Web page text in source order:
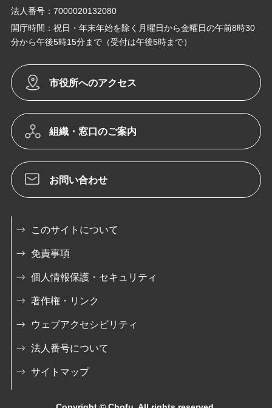
法人番号：7000020132080
開庁時間：祝日・年末年始を除く月曜日から金曜日の午前8時30
分から午後5時15分まで（受付は午後5時まで）
市役所へのアクセス
組織・窓口のご案内
お問い合わせ
このサイトについて
免責事項
個人情報保護・セキュリティ
著作権・リンク
ウェブアクセシビリティ
法人番号について
サイトマップ